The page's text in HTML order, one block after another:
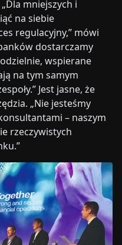
mniejszych i
na siebie
regulacyjny,” mówi
dostarczamy
wspierane
na tym samym
Jest jasne, że
„Nie jesteśmy
– naszym
rzeczywistych